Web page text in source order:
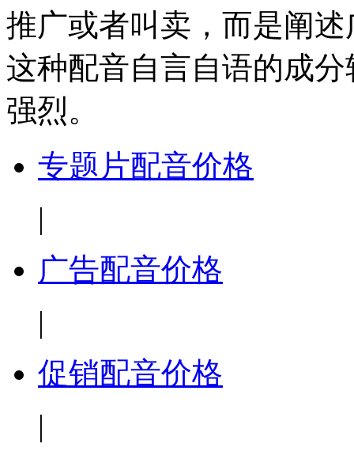
推广或者叫卖，而是阐
这种配音自言自语的成
强烈。
专题片配音价格
|
广告配音价格
|
促销配音价格
|